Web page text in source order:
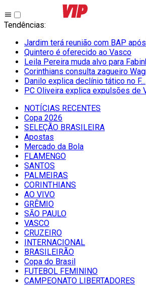
Tendências:
Jardim terá reunião com BAP após
Quintero é oferecido ao Vasco
Leila Pereira muda alvo para
Corinthians consulta zagueiro
Danilo explica declínio tático no F...
PC Oliveira explica expulsões de
NOTÍCIAS RECENTES
Copa 2026
SELEÇÃO BRASILEIRA
Apostas
Mercado da Bola
FLAMENGO
SANTOS
PALMEIRAS
CORINTHIANS
AO VIVO
GRÊMIO
SĀO PAULO
VASCO
CRUZEIRO
INTERNACIONAL
BRASILEIRÃO
Copa do Brasil
FUTEBOL FEMININO
CAMPEONATO LIBERTADORES